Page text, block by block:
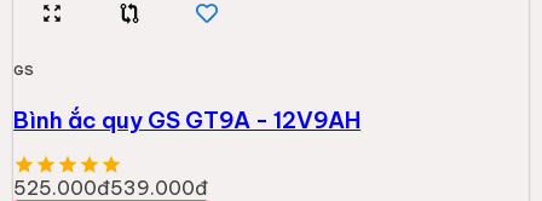
GS
Bình ắc quy GS GT9A - 12V9AH
525.000đ539.000đ